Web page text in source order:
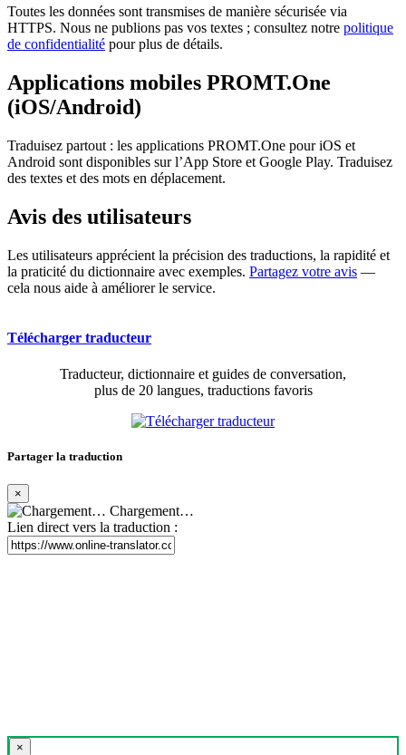
Toutes les données sont transmises de manière sécurisée via
HTTPS. Nous ne publions pas vos textes ; consultez notre politique
de confidentialité pour plus de détails.
Applications mobiles PROMT.One
(iOS/Android)
Traduisez partout : les applications PROMT.One pour iOS et
Android sont disponibles sur l’App Store et Google Play. Traduisez
des textes et des mots en déplacement.
Avis des utilisateurs
Les utilisateurs apprécient la précision des traductions, la rapidité et
la praticité du dictionnaire avec exemples. Partagez votre avis —
cela nous aide à améliorer le service.
Télécharger traducteur
Traducteur, dictionnaire et guides de conversation,
plus de 20 langues, traductions favoris
Partager la traduction
×
Chargement…
Lien direct vers la traduction :
×